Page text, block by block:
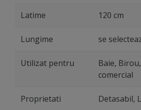
Latime 120 cm
Lungime se
Utilizat pentru
Baie,
comercial
Proprietati Detasabil,